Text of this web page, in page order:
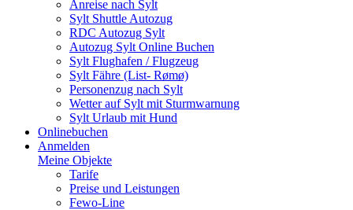
Anreise nach Sylt
Sylt Shuttle Autozug
RDC Autozug Sylt
Autozug Sylt Online Buchen
Sylt Flughafen / Flugzeug
Sylt Fähre (List- Rømø)
Personenzug nach Sylt
Wetter auf Sylt mit Sturmwarnung
Sylt Urlaub mit Hund
Onlinebuchen
Anmelden
Meine Objekte
Tarife
Preise und Leistungen
Fewo-Line